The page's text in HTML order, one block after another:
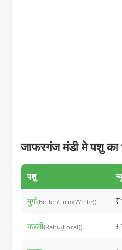
जाफरगंज मंडी मे पशु का
पशु
मुर्गा(Boiler/Firm(White))
मछली(Rahu(Local))